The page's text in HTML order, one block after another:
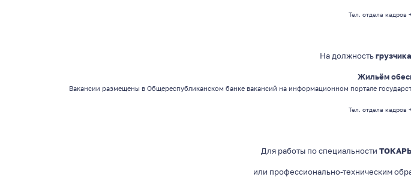
Тел. отдела кадров
На должностьгрузчика
Жильём
Вакансии размещены в Общереспубликанском банке вакансий на информационном портале
Тел. отдела кадров
Для работы по специальности
или профессионально-техническим